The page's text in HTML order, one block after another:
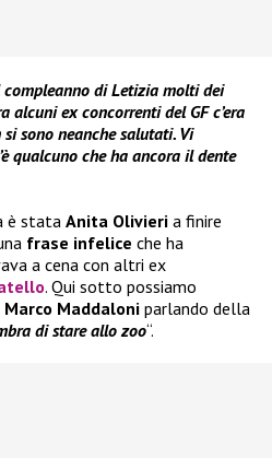
di Letizia molti dei
alcuni ex concorrenti del GF c’era
sono neanche salutati. Vi
qualcuno che ha ancora il dente
è stata Anita Olivieri a finire
frase infelice che ha
a cena con altri ex
. Qui sotto possiamo
Marco Maddaloni parlando della
di stare allo zoo“.